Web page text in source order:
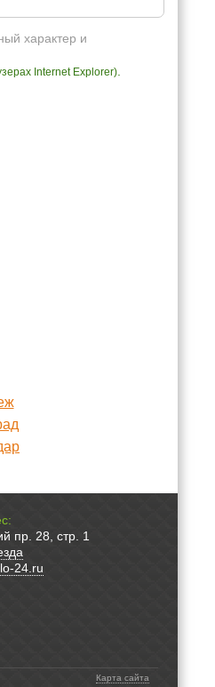
характер и
Internet Explorer).
пр. 28, стр. 1
24.ru
Карта сайта